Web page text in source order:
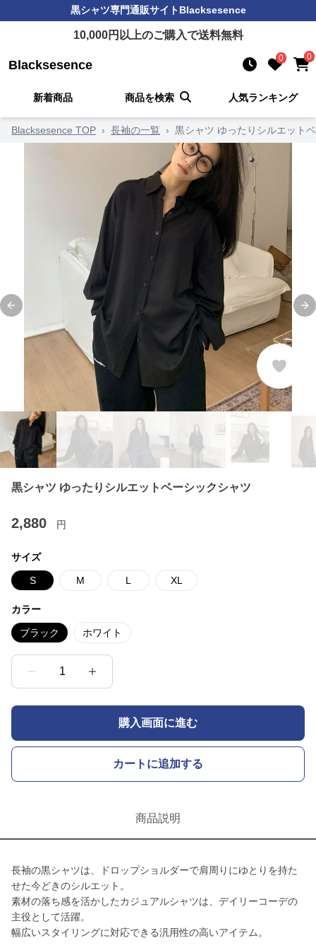
黒シャツ専門通販サイトBlacksesence
10,000円以上のご購入で送料無料
Blacksesence 0 0
新着商品 商品を検索 人気ランキング
Blacksesence TOP › 長袖の一覧 › 黒シャツ ゆったりシルエット
Previous slide
黒シャツ ゆったりシルエットベーシックシャツ
2,880 円
サイズ
S M L XL
カラー
ブラック ホワイト
1
購入画面に進む
カートに追加する
商品説明
長袖の黒シャツは、ドロップショルダーで肩周りにゆとりを持た
せた今どきのシルエット。
素材の落ち感を活かしたカジュアルシャツは、デイリーコーデの
主役として活躍。
幅広いスタイリングに対応できる汎用性の高いアイテム。